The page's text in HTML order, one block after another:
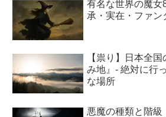
有名な世界の魔女
承・実在・ファン
【祟り】日本全
み地』- 絶対に行
な場所
悪魔の種類と階